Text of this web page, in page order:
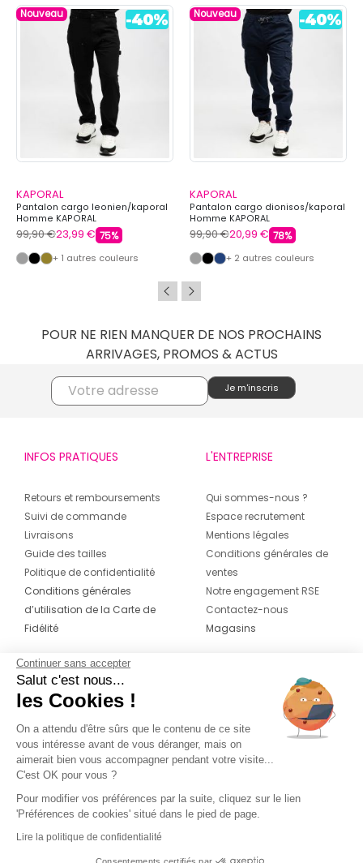
Nouveau
KAPORAL
Pantalon cargo leonien/kaporal
Homme KAPORAL
99,90 €23,99 € 75%
+ 1 autres couleurs
Nouveau
KAPORAL
Pantalon cargo dionisos/kaporal
Homme KAPORAL
99,90 €20,99 € 78%
+ 2 autres couleurs
POUR NE RIEN MANQUER DE NOS PROCHAINS
ARRIVAGES, PROMOS & ACTUS
INFOS PRATIQUES
Retours et remboursements
Suivi de commande
Livraisons
Guide des tailles
Politique de confidentialité
Conditions générales
d’utilisation de la Carte de
Fidélité
L'ENTREPRISE
Qui sommes-nous ?
Espace recrutement
Mentions légales
Conditions générales de
ventes
Notre engagement RSE
Contactez-nous
Magasins
CONTACT
04 42 20 78 42
Du lundi au jeudi de 8h30 à 16h30 & le
vendredi de 8h30 à 15h30
Continuer sans accepter
Salut c'est nous...
les Cookies !
On a attendu d'être sûrs que le contenu de ce site
vous intéresse avant de vous déranger, mais on
aimerait bien vous accompagner pendant votre visite...
C'est OK pour vous ?
Pour modifier vos préférences par la suite, cliquez sur le lien
'Préférences de cookies' situé dans le pied de page.
Lire la politique de confidentialité
Consentements certifiés par